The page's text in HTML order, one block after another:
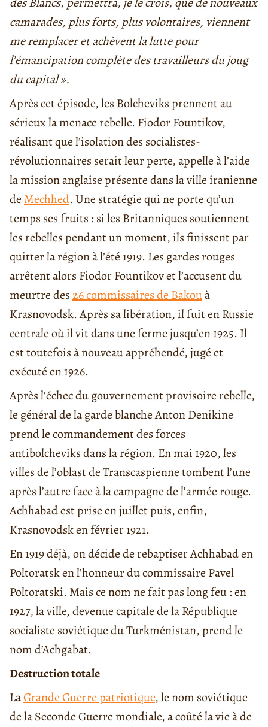
camarades, plus forts, plus volontaires, viennent
me remplacer et achèvent la lutte pour
l’émancipation complète des travailleurs du joug
du capital ».
Après cet épisode, les Bolcheviks prennent au
sérieux la menace rebelle. Fiodor Fountikov,
réalisant que l’isolation des socialistes-
révolutionnaires serait leur perte, appelle à l’aide
la mission anglaise présente dans la ville iranienne
de Mechhed. Une stratégie qui ne porte qu’un
temps ses fruits : si les Britanniques soutiennent
les rebelles pendant un moment, ils finissent par
quitter la région à l’été 1919. Les gardes rouges
arrêtent alors Fiodor Fountikov et l’accusent du
meurtre des26 commissaires de Bakouà
Krasnovodsk. Après sa libération, il fuit en Russie
centrale où il vit dans une ferme jusqu’en 1925. Il
est toutefois à nouveau appréhendé, jugé et
exécuté en 1926.
Après l’échec du gouvernement provisoire rebelle,
le général de la garde blanche Anton Denikine
prend le commandement des forces
antibolcheviks dans la région. En mai 1920, les
villes de l’oblast de Transcaspienne tombent l’une
après l’autre face à la campagne de l’armée rouge.
Achhabad est prise en juillet puis, enfin,
Krasnovodsk en février 1921.
En 1919 déjà, on décide de rebaptiser Achhabad en
Poltoratsk en l’honneur du commissaire Pavel
Poltoratski. Mais ce nom ne fait pas long feu : en
1927, la ville, devenue capitale de la République
socialiste soviétique du Turkménistan, prend le
nom d’Achgabat.
Destruction totale
LaGrande Guerre patriotique, le nom soviétique
de la Seconde Guerre mondiale, a coûté la vie à de